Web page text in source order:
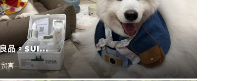
防蚊液的第一品牌。叮寧也...
2025-11-15 0 留言